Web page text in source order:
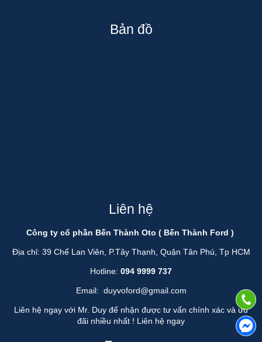
Bản đồ
Liên hệ
Công ty cổ phần Bến Thành Oto ( Bến Thành Ford )
Địa chỉ: 39 Chế Lan Viên, P.Tây Thạnh, Quận Tân Phú, Tp HCM
Hotline: 094 9999 737
Email: duyvoford@gmail.com
Liên hệ ngay với Mr. Duy để nhận được tư vấn chính xác và ưu
đãi nhiều nhất ! Liên hệ ngay